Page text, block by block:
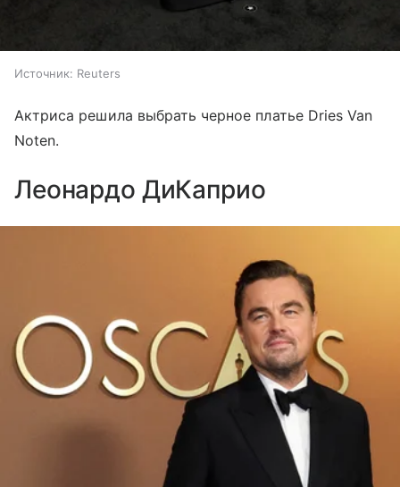
Источник: Reuters
Актриса решила выбрать черное платье Dries Van
Noten.
Леонардо ДиКаприо